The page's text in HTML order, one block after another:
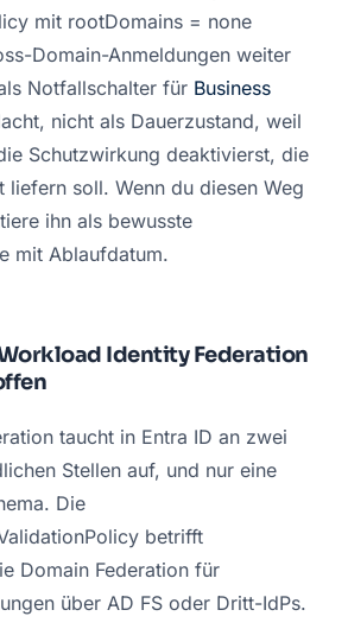
mit rootDomains = none
Domain-Anmeldungen weiter
Notfallschalter für Business
nicht als Dauerzustand, weil
Schutzwirkung deaktivierst, die
liefern soll. Wenn du diesen Weg
ihn als bewusste
mit Ablaufdatum.
Identity Federation
taucht in Entra ID an zwei
Stellen auf, und nur eine
Die
betrifft
Domain Federation für
über AD FS oder Dritt-IdPs.